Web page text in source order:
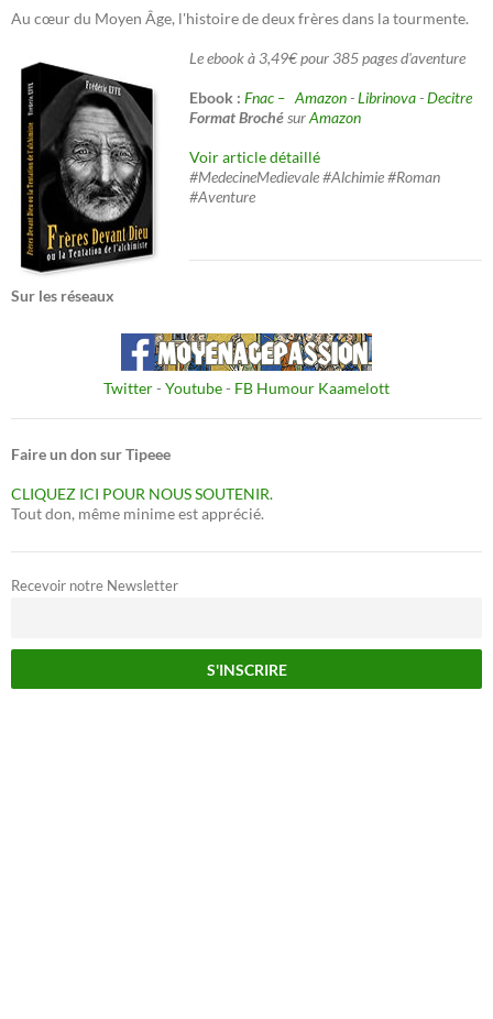
Au cœur du Moyen Âge, l'histoire de deux frères dans la tourmente.
Le ebook à 3,49€ pour 385 pages d'aventure
Ebook : Fnac – Amazon-Librinova-Decitre
Format BrochésurAmazon
Voir article détaillé
#MedecineMedievale #Alchimie #Roman
#Aventure
Sur les réseaux
Twitter- Youtube- FB Humour Kaamelott
Faire un don sur Tipeee
CLIQUEZ ICI POUR NOUS SOUTENIR.
Tout don, même minime est apprécié.
Recevoir notre Newsletter